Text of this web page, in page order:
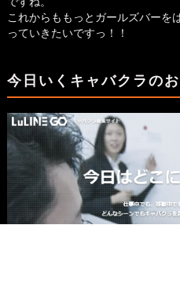
これからももっとガールズバーを
っていきたいですっ！！
今日いくキャバクラの